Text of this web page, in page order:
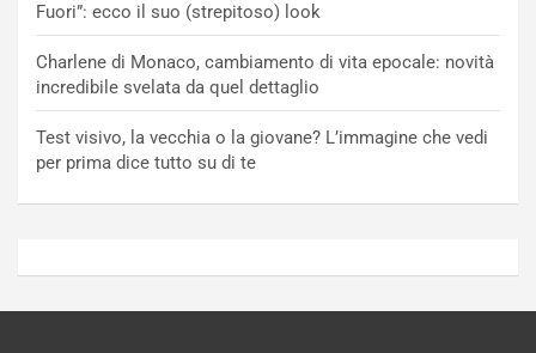
Fuori”: ecco il suo (strepitoso) look
Charlene di Monaco, cambiamento di vita epocale: novità
incredibile svelata da quel dettaglio
Test visivo, la vecchia o la giovane? L’immagine che vedi
per prima dice tutto su di te